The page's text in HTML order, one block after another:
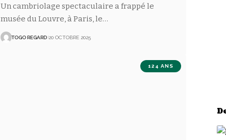
Un cambriolage spectaculaire a frappé le
musée du Louvre, à Paris, le…
TOGO REGARD 20 OCTOBRE 2025
124 ANS